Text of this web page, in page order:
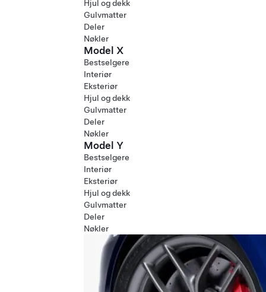
Hjul og dekk
Gulvmatter
Deler
Nøkler
Model X
Bestselgere
Interiør
Eksteriør
Hjul og dekk
Gulvmatter
Deler
Nøkler
Model Y
Bestselgere
Interiør
Eksteriør
Hjul og dekk
Gulvmatter
Deler
Nøkler